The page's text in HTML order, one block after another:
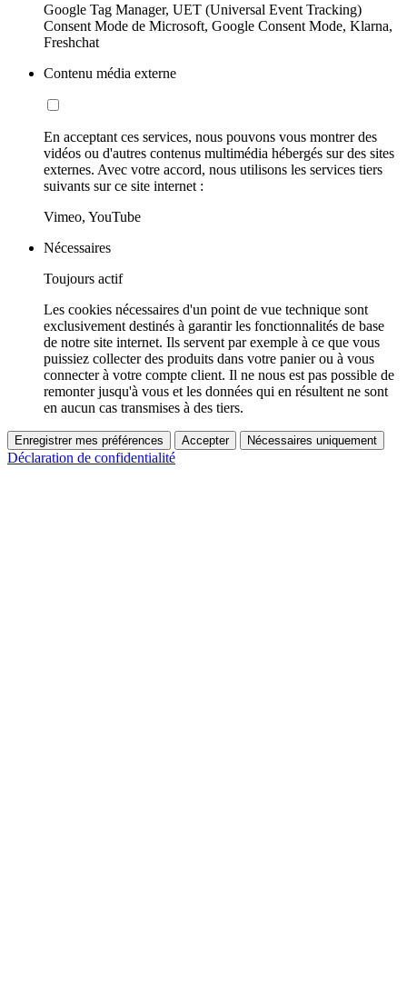
Google Tag Manager, UET (Universal Event Tracking)
Consent Mode de Microsoft, Google Consent Mode, Klarna,
Freshchat
Contenu média externe
En acceptant ces services, nous pouvons vous montrer des
vidéos ou d'autres contenus multimédia hébergés sur des sites
externes. Avec votre accord, nous utilisons les services tiers
suivants sur ce site internet :
Vimeo, YouTube
Nécessaires
Toujours actif
Les cookies nécessaires d'un point de vue technique sont
exclusivement destinés à garantir les fonctionnalités de base
de notre site internet. Ils servent par exemple à ce que vous
puissiez collecter des produits dans votre panier ou à vous
connecter à votre compte client. Il ne nous est pas possible de
remonter jusqu'à vous et les données qui en résultent ne sont
en aucun cas transmises à des tiers.
Enregistrer mes préférences Accepter Nécessaires uniquement
Déclaration de confidentialité